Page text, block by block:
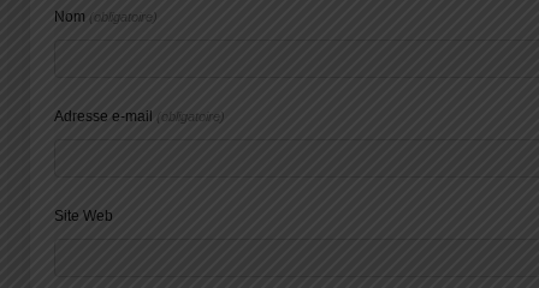
Nom (obligatoire)
Adresse e-mail (obligatoire)
Site Web